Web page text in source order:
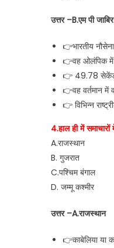
उत्तर –B.एम पी जाबिर
👉भारतीय
👉वह ओलंपिक में
👉 49.78 सेकेंड
👉वह वर्तमान
👉 विभिन्न
4.हाल ही में
A.राजस्थान
B. गुजरात
C.पश्चिम बंगाल
D. जम्मू कश्मीर
उत्तर –A.राजस्थान
👉काबेलिया या